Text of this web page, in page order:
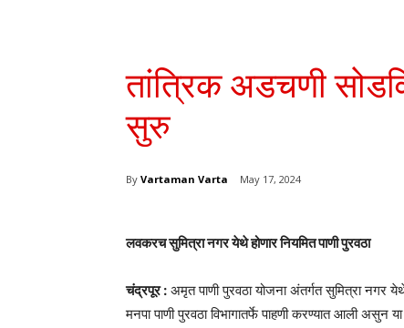
तांत्रिक अडचणी
सुरु
By Vartaman Varta May 17, 2024
लवकरच सुमित्रा नगर येथे होणार नियमित पाणी पुरवठा
चंद्रपूर : अमृत पाणी पुरवठा योजना अंतर्गत सुमित्रा नगर येथे
मनपा पाणी पुरवठा विभागातर्फे पाहणी करण्यात आली